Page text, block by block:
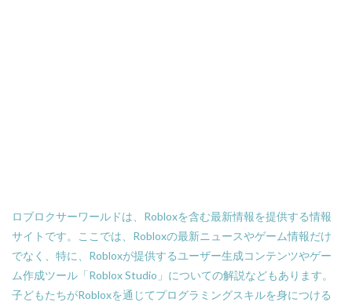
ロブロクサーワールドは、Robloxを含む最新情報を提供する情報
サイトです。ここでは、Robloxの最新ニュースやゲーム情報だけ
でなく、特に、Robloxが提供するユーザー生成コンテンツやゲー
ム作成ツール「Roblox Studio」についての解説などもあります。
子どもたちがRobloxを通じてプログラミングスキルを身につける